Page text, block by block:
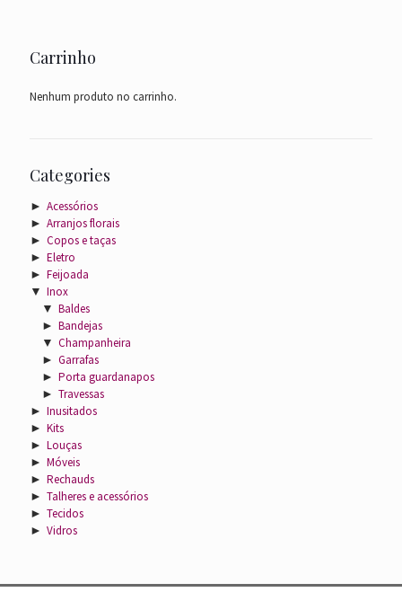
Carrinho
Nenhum produto no carrinho.
Categories
► Acessórios
► Arranjos florais
► Copos e taças
► Eletro
► Feijoada
▼ Inox
▼ Baldes
► Bandejas
▼ Champanheira
► Garrafas
► Porta guardanapos
► Travessas
► Inusitados
► Kits
► Louças
► Móveis
► Rechauds
► Talheres e acessórios
► Tecidos
► Vidros